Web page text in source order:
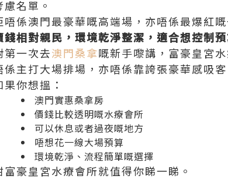
慮名單。
唔係澳門最豪華嘅高端場，亦唔係最爆紅
錢相對親民，環境乾淨整潔，適合想控制預
第一次去澳門桑拿嘅新手嚟講，富豪皇宮
係主打大場排場，亦唔係靠誇張豪華感吸
果你想搵：
澳門實惠桑拿房
價錢比較透明嘅水療會所
可以休息或者過夜嘅地方
唔想花一線大場預算
環境乾淨、流程簡單嘅選擇
富豪皇宮水療會所就值得你睇一睇。